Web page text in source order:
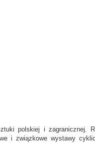
polskiej i zagranicznej.
i związkowe wystawy